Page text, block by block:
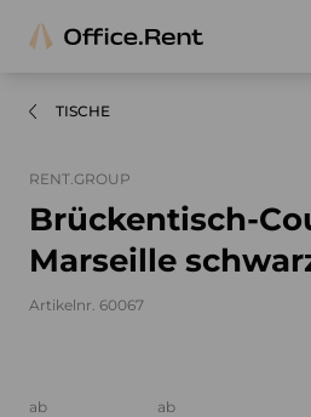
TISCHE
RENT.GROUP
Brückentisch-
Marseille
Artikelnr. 60067
ab ab